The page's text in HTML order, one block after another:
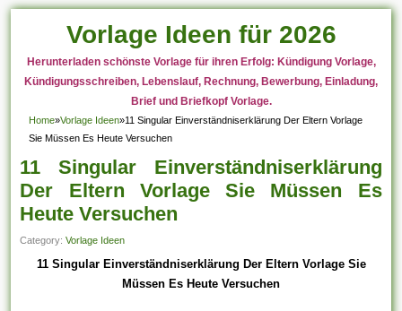
Vorlage Ideen für 2026
Herunterladen schönste Vorlage für ihren Erfolg: Kündigung Vorlage,
Kündigungsschreiben, Lebenslauf, Rechnung, Bewerbung, Einladung,
Brief und Briefkopf Vorlage.
Home»Vorlage Ideen»11 Singular Einverständniserklärung Der Eltern Vorlage
Sie Müssen Es Heute Versuchen
11 Singular Einverständniserklärung
Der Eltern Vorlage Sie Müssen Es
Heute Versuchen
Category:Vorlage Ideen
11 Singular Einverständniserklärung Der Eltern Vorlage Sie
Müssen Es Heute Versuchen